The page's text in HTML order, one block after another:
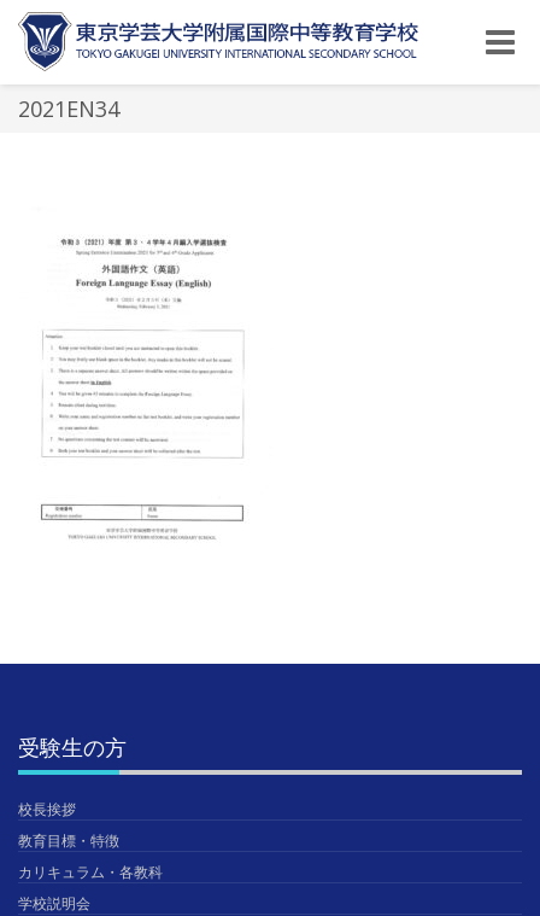
Toggle
2021EN34
受験生の方
校長挨拶
教育目標・特徴
カリキュラム・各教科
学校説明会